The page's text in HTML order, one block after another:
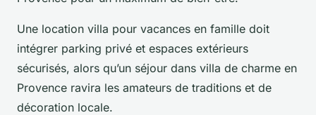
Une location villa pour vacances en famille doit
intégrer parking privé et espaces extérieurs
sécurisés, alors qu’un séjour dans villa de charme en
Provence ravira les amateurs de traditions et de
décoration locale.